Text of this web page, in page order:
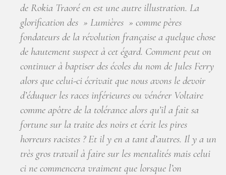
de Rokia Traoré en est une autre illustration. La
glorification des » Lumières » comme pères
fondateurs de la révolution française a quelque chose
de hautement suspect à cet égard. Comment peut on
continuer à baptiser des écoles du nom de Jules Ferry
alors que celui-ci écrivait que nous avons le devoir
d’éduquer les races inférieures ou vénérer Voltaire
comme apôtre de la tolérance alors qu’il a fait sa
fortune sur la traite des noirs et écrit les pires
horreurs racistes ? Et il y en a tant d’autres. Il y a un
très gros travail à faire sur les mentalités mais celui
ci ne commencera vraiment que lorsque l’on